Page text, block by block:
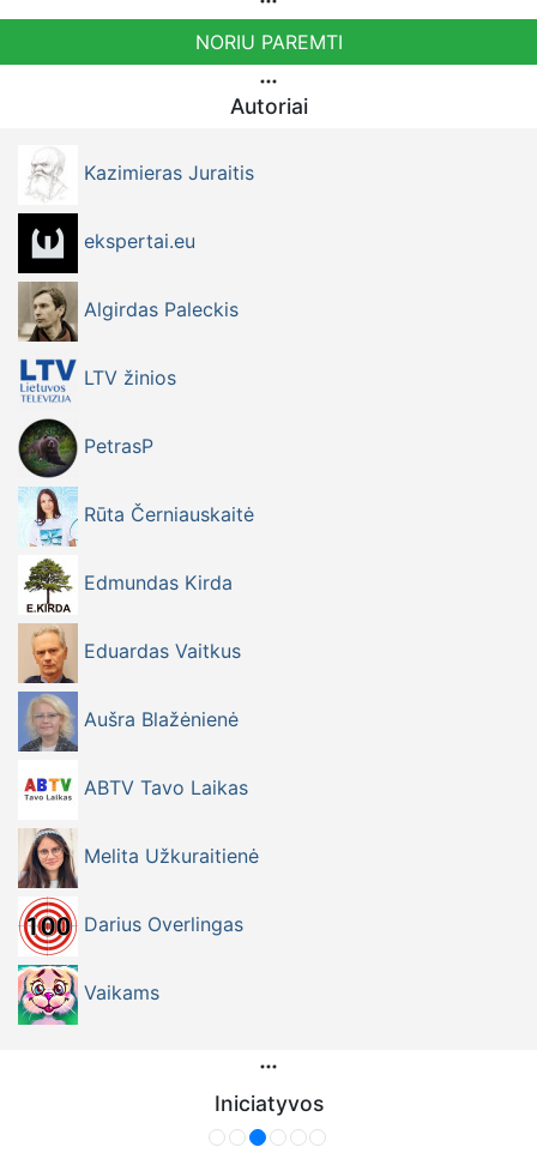
NORIU PAREMTI
Autoriai
Kazimieras Juraitis
ekspertai.eu
Algirdas Paleckis
LTV žinios
PetrasP
Rūta Černiauskaitė
Edmundas Kirda
Eduardas Vaitkus
Aušra Blažėnienė
ABTV Tavo Laikas
Melita Užkuraitienė
Darius Overlingas
Vaikams
Iniciatyvos